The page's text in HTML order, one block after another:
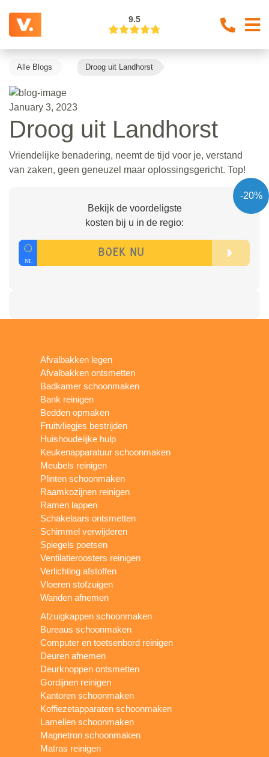
9.5
Alle Blogs Droog uit Landhorst
January 3, 2023
Droog uit Landhorst
Vriendelijke benadering, neemt de tijd voor je, verstand
van zaken, geen geneuzel maar oplossingsgericht. Top!
-20%
Bekijk de voordeligste
kosten bij u in de regio:
Afvalbakken legen
Afvalbakken ontsmetten
Badkamer schoonmaken
Bank reinigen
Bedden opmaken
Fruitvliegjes bestrijden
Huishoudelijke hulp
Keukenapparatuur schoonmaken
Meubels reinigen
Plinten schoonmaken
Raamkozijnen reinigen
Ramen lappen
Schakelaars ontsmetten
Schimmel verwijderen
Spiegels poetsen
Ventilatieroosters reinigen
Verlichting afstoffen
Vloeren stofzuigen
Wanden afnemen
Afzuigkappen schoonmaken
Bureaus schoonmaken
Computer en toetsenbord reinigen
Deuren afnemen
Deurknoppen ontsmetten
Gordijnen reinigen
Kantoren schoonmaken
Koffiezetapparaten schoonmaken
Lamellen schoonmaken
Magnetron schoonmaken
Matras reinigen